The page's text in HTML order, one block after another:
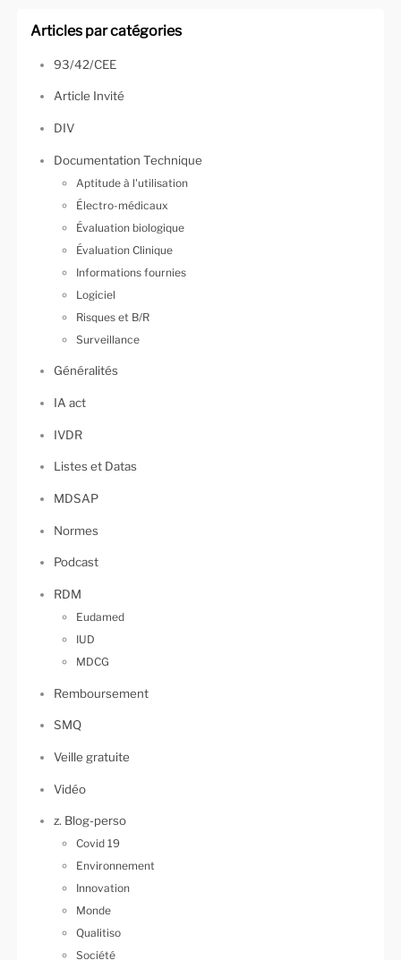
Articles par catégories
93/42/CEE
Article Invité
DIV
Documentation Technique
Aptitude à l'utilisation
Électro-médicaux
Évaluation biologique
Évaluation Clinique
Informations fournies
Logiciel
Risques et B/R
Surveillance
Généralités
IA act
IVDR
Listes et Datas
MDSAP
Normes
Podcast
RDM
Eudamed
IUD
MDCG
Remboursement
SMQ
Veille gratuite
Vidéo
z. Blog-perso
Covid 19
Environnement
Innovation
Monde
Qualitiso
Société